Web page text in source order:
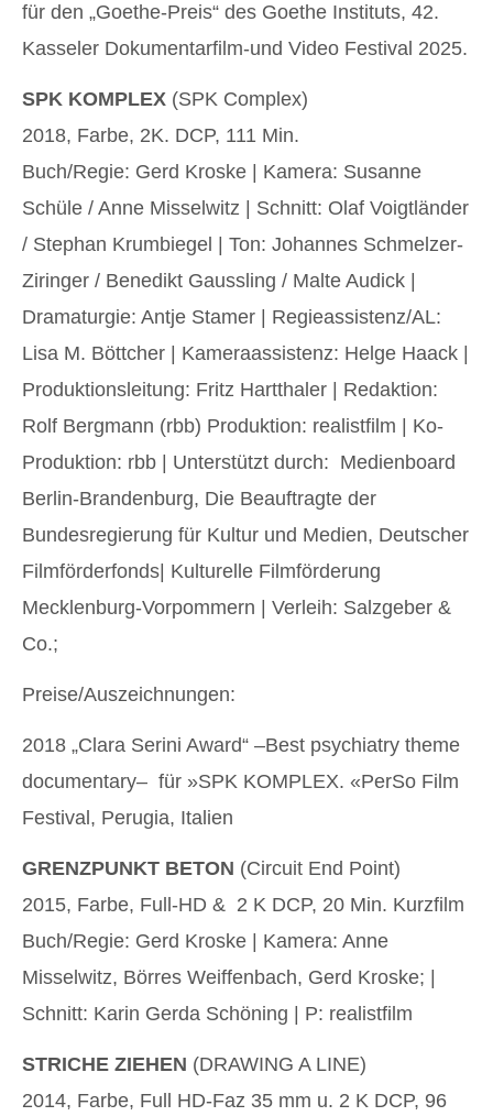
für den „Goethe-Preis“ des Goethe Instituts, 42.
Kasseler Dokumentarfilm-und Video Festival 2025.
SPK KOMPLEX (SPK Complex)
2018, Farbe, 2K. DCP, 111 Min.
Buch/Regie: Gerd Kroske | Kamera: Susanne
Schüle / Anne Misselwitz | Schnitt: Olaf Voigtländer
/ Stephan Krumbiegel | Ton: Johannes Schmelzer-
Ziringer / Benedikt Gaussling / Malte Audick |
Dramaturgie: Antje Stamer | Regieassistenz/AL:
Lisa M. Böttcher | Kameraassistenz: Helge Haack |
Produktionsleitung: Fritz Hartthaler | Redaktion:
Rolf Bergmann (rbb) Produktion: realistfilm | Ko-
Produktion: rbb | Unterstützt durch: Medienboard
Berlin-Brandenburg, Die Beauftragte der
Bundesregierung für Kultur und Medien, Deutscher
Filmförderfonds| Kulturelle Filmförderung
Mecklenburg-Vorpommern | Verleih: Salzgeber &
Co.;
Preise/Auszeichnungen:
2018 „Clara Serini Award“ –Best psychiatry theme
documentary– für »SPK KOMPLEX. «PerSo Film
Festival, Perugia, Italien
GRENZPUNKT BETON (Circuit End Point)
2015, Farbe, Full-HD & 2 K DCP, 20 Min. Kurzfilm
Buch/Regie: Gerd Kroske | Kamera: Anne
Misselwitz, Börres Weiffenbach, Gerd Kroske; |
Schnitt: Karin Gerda Schöning | P: realistfilm
STRICHE ZIEHEN (DRAWING A LINE)
2014, Farbe, Full HD-Faz 35 mm u. 2 K DCP, 96